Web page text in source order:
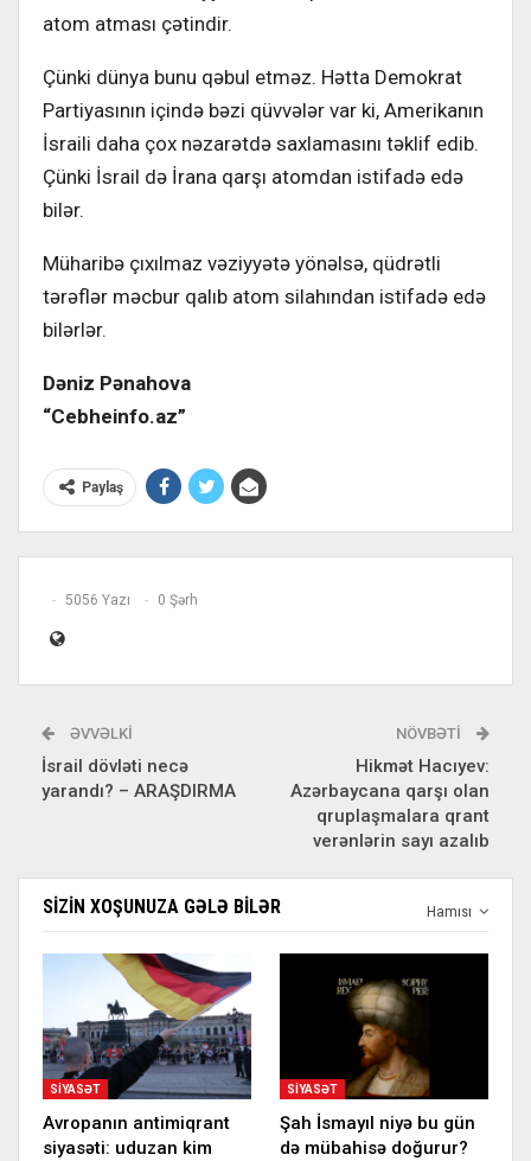
atom atması çətindir.
Çünki dünya bunu qəbul etməz. Hətta Demokrat
Partiyasının içində bəzi qüvvələr var ki, Amerikanın
İsraili daha çox nəzarətdə saxlamasını təklif edib.
Çünki İsrail də İrana qarşı atomdan istifadə edə
bilər.
Müharibə çıxılmaz vəziyyətə yönəlsə, qüdrətli
tərəflər məcbur qalıb atom silahından istifadə edə
bilərlər.
Dəniz Pənahova
“Cebheinfo.az”
Paylaş
5056 Yazı 0 Şərh
ƏVVƏLKI
İsrail dövləti necə
yarandı? – ARAŞDIRMA
NÖVBƏTI
Hikmət Hacıyev:
Azərbaycana qarşı olan
qruplaşmalara qrant
verənlərin sayı azalıb
Hamısı
SIZIN XOŞUNUZA GƏLƏ BILƏR
SIYASƏT
Avropanın antimiqrant
siyasəti: uduzan kim
SIYASƏT
Şah İsmayıl niyə bu gün
də mübahisə doğurur?